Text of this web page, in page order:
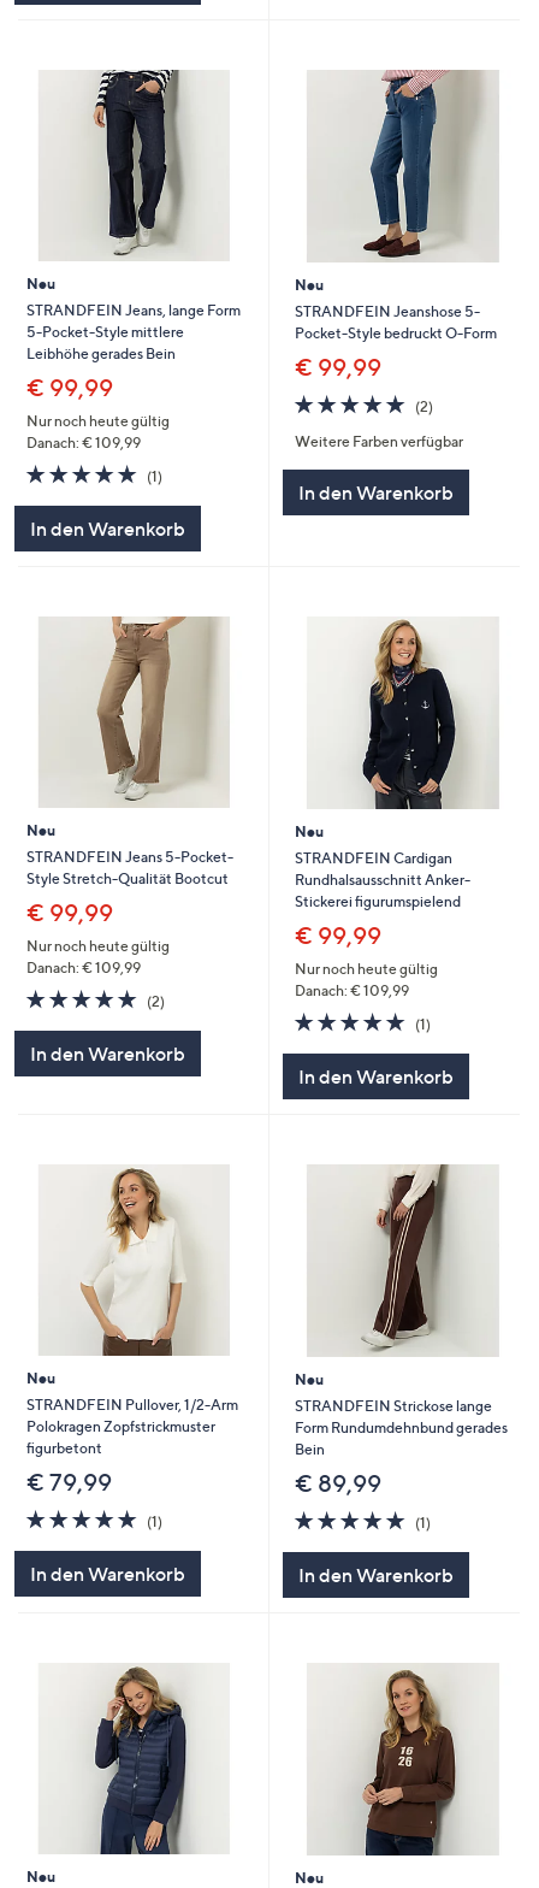
Neu
STRANDFEIN Jeans, lange Form
5-Pocket-Style mittlere
Leibhöhe gerades Bein
€ 99,99
Nur noch heute gültig
Danach: € 109,99
5.0
von
(1)
In den Warenkorb
Neu
STRANDFEIN Jeanshose 5-
Pocket-Style bedruckt O-Form
€ 99,99
5.0
von
5
(2)
Weitere Farben verfügbar
In den Warenkorb
Neu
STRANDFEIN Jeans 5-Pocket-
Style Stretch-Qualität Bootcut
€ 99,99
Nur noch heute gültig
Danach: € 109,99
5.0
von
(2)2
In den Warenkorb
Neu
STRANDFEIN Cardigan
Rundhalsausschnitt Anker-
Stickerei figurumspielend
€ 99,99
Nur noch heute gültig
Danach: € 109,99
5.0
von
(1)
In den Warenkorb
Neu
STRANDFEIN Pullover, 1/2-Arm
Polokragen Zopfstrickmuster
figurbetont
€ 79,99
5.0
von
(1)1
In den Warenkorb
Neu
STRANDFEIN Strickose lange
Form Rundumdehnbund gerades
Bein
€ 89,99
5.0
von
(1)
In den Warenkorb
Neu
Neu